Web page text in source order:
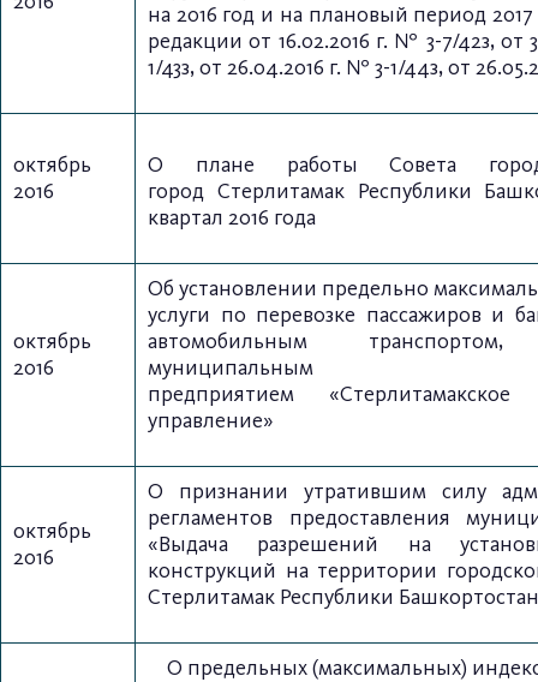
на 2016 год и на плановый период 2017
редакции от 16.02.2016 г. № 3-7/42з, от
1/43з, от 26.04.2016 г. № 3-1/44з, от
октябрь
2016
О плане работы Совета
город Стерлитамак Республики
квартал 2016 года
октябрь
2016
Об установлении предельно
услуги по перевозке пассажиров и
автомобильным
муниципальным
предприятием «Стерлитамакское
управление»
октябрь
2016
О признании утратившим силу
регламентов предоставления
«Выдача разрешений на
конструкций на территории
Стерлитамак Республики Башкортостан
О предельных (максимальных)